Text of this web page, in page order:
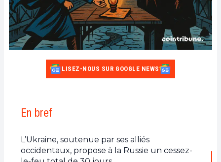
LISEZ-NOUS SUR GOOGLE NEWS
En bref
L’Ukraine, soutenue par ses alliés
occidentaux, propose à la Russie un cessez-